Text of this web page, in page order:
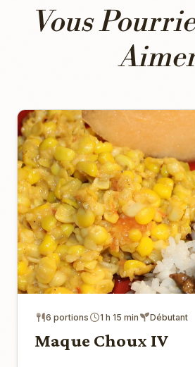
Vous
6 portions 1 h 15 min Débutant
Maque Choux IV